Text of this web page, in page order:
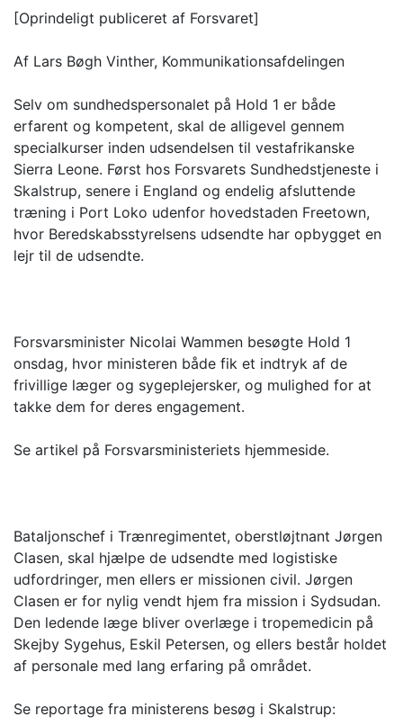
[Oprindeligt publiceret af Forsvaret]
Af Lars Bøgh Vinther, Kommunikationsafdelingen
Selv om sundhedspersonalet på Hold 1 er både
erfarent og kompetent, skal de alligevel gennem
specialkurser inden udsendelsen til vestafrikanske
Sierra Leone. Først hos Forsvarets Sundhedstjeneste i
Skalstrup, senere i England og endelig afsluttende
træning i Port Loko udenfor hovedstaden Freetown,
hvor Beredskabsstyrelsens udsendte har opbygget en
lejr til de udsendte.
Forsvarsminister Nicolai Wammen besøgte Hold 1
onsdag, hvor ministeren både fik et indtryk af de
frivillige læger og sygeplejersker, og mulighed for at
takke dem for deres engagement.
Se artikel på Forsvarsministeriets hjemmeside.
Bataljonschef i Trænregimentet, oberstløjtnant Jørgen
Clasen, skal hjælpe de udsendte med logistiske
udfordringer, men ellers er missionen civil. Jørgen
Clasen er for nylig vendt hjem fra mission i Sydsudan.
Den ledende læge bliver overlæge i tropemedicin på
Skejby Sygehus, Eskil Petersen, og ellers består holdet
af personale med lang erfaring på området.
Se reportage fra ministerens besøg i Skalstrup: